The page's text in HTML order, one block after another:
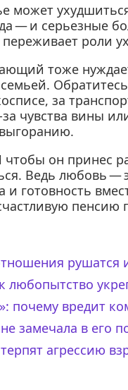
может
— и серьезные
роли
тоже
за
чувства вины
он принес
Ведь любовь —
готовность
пенсию
рушатся
почему вредит
замечала в его
агрессию